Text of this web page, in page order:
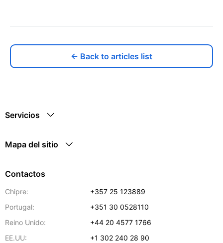
← Back to articles list
Servicios
Mapa del sitio
Contactos
Chipre:
+357 25 123889
Portugal:
+351 30 0528110
Reino Unido:
+44 20 4577 1766
EE.UU:
+1 302 240 28 90